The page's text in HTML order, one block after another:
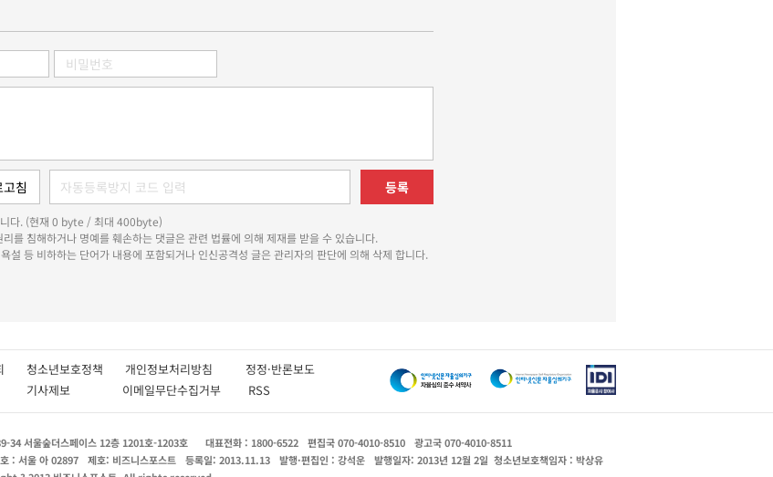
등록
니다. (현재 0 byte / 최대 400byte)
를 침해하거나 명예를 훼손하는 댓글은 관련 법률에 의해 제재를 받을 수 있습니다.
설 등 비하하는 단어가 내용에 포함되거나 인신공격성 글은 관리자의 판단에 의해 삭제 합니다.
회 청소년보호정책 개인정보처리방침 정정·반론보도
기사제보 이메일무단수집거부 RSS
34 서울숲더스페이스 12층 1201호-1203호 대표전화 : 1800-6522 편집국 070-4010-8510
광고국 070-4010-8511
: 서울 아 02897 제호: 비즈니스포스트 등록일: 2013.11.13 발행·편집인 : 강석운 발행일자: 2013년 12월 2일 청소년보호책임자 : 박상유